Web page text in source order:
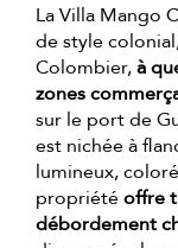
La Villa Mango
de style
Colombier,à
zones
sur le port de
est nichée à
lumineux,
propriétéoffre
débordement